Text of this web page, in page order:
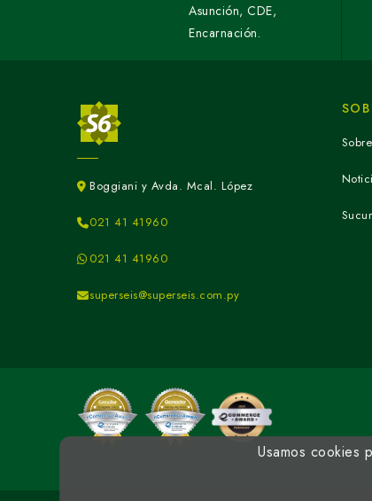
Asunción, CDE,
Encarnación.
Boggiani y Avda. Mcal. López
021 41 41960
021 41 41960
superseis@superseis.com.py
Usamos cookies